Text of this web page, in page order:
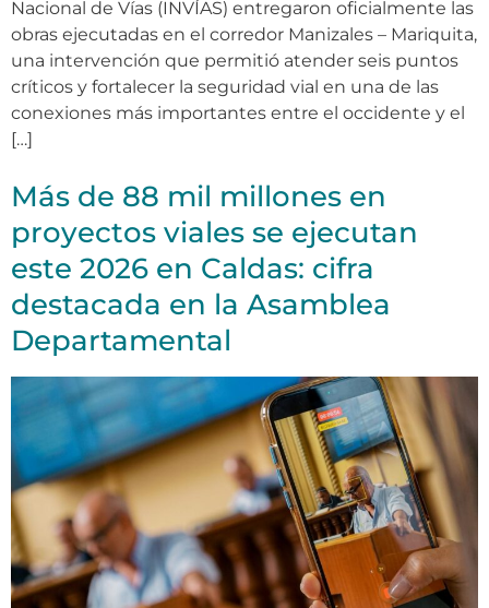
Nacional de Vías (INVÍAS) entregaron oficialmente las
obras ejecutadas en el corredor Manizales – Mariquita,
una intervención que permitió atender seis puntos
críticos y fortalecer la seguridad vial en una de las
conexiones más importantes entre el occidente y el
[…]
Más de 88 mil millones en
proyectos viales se ejecutan
este 2026 en Caldas: cifra
destacada en la Asamblea
Departamental